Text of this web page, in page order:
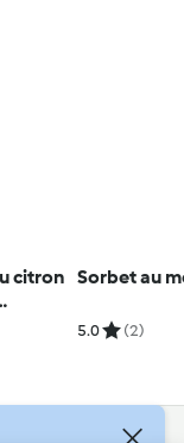
citron Sorbet au
5.0 (2)